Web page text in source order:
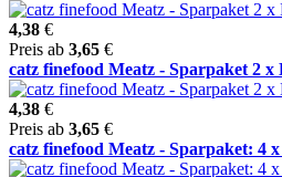
4,38 €
Preis ab 3,65 €
catz finefood Meatz - Sparpaket 2 x
4,38 €
Preis ab 3,65 €
catz finefood Meatz - Sparpaket: 4